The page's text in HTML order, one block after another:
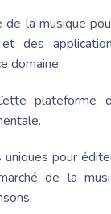
de la musique
des
domaine.
plateforme
uniques pour
de la